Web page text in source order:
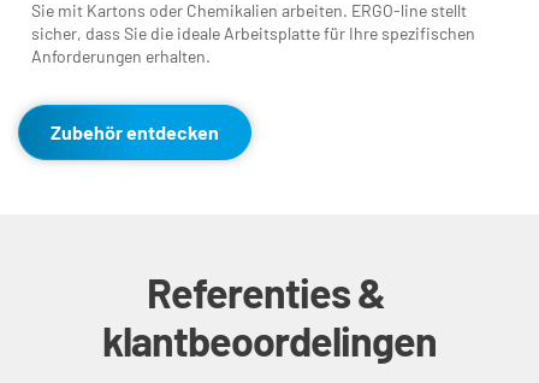
Sie mit Kartons oder Chemikalien arbeiten. ERGO-line stellt
sicher, dass Sie die ideale Arbeitsplatte für Ihre spezifischen
Anforderungen erhalten.
Zubehör entdecken
Referenties &
klantbeoordelingen